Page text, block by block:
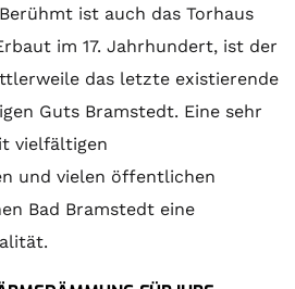
ist auch das Torhaus
im 17. Jahrhundert, ist der
das letzte existierende
Guts Bramstedt. Eine sehr
vielfältigen
und vielen öffentlichen
Bad Bramstedt eine